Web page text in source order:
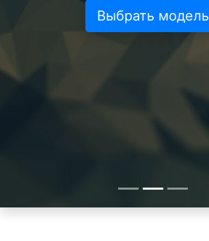
Выбрать модель